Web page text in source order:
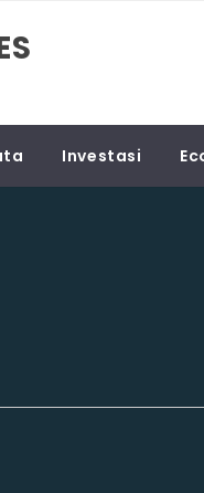
Investasi